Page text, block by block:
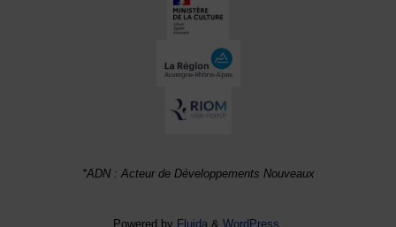
*ADN : Acteur de Développements Nouveaux
Powered by Fluida & WordPress.